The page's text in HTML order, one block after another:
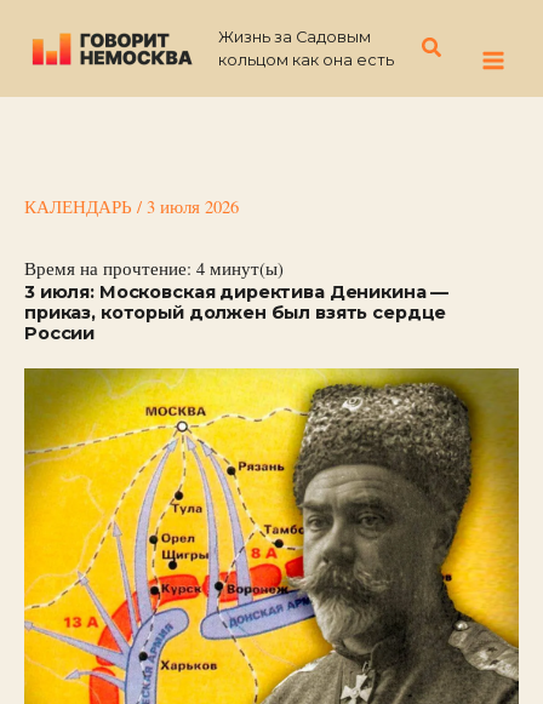
содержимому
Жизнь за Садовым
кольцом как она есть
Поиск
КАЛЕНДАРЬ / 3 июля 2026
Время на прочтение: 4 минут(ы)
3 июля: Московская директива Деникина —
приказ, который должен был взять сердце
России